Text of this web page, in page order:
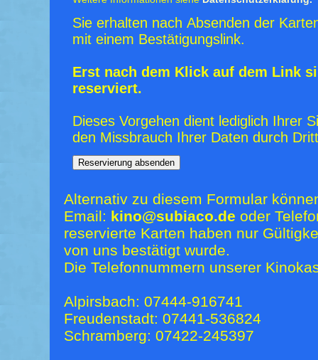
Sie erhalten nach Absenden der
mit einem Bestätigungslink.
Erst nach dem Klick auf dem Link
reserviert.
Dieses Vorgehen dient lediglich Ihrer
den Missbrauch Ihrer Daten durch
Alternativ zu diesem Formular
Email: kino@subiaco.de oder
reservierte Karten haben nur
von uns bestätigt wurde.
Die Telefonnummern unserer
Alpirsbach: 07444-916741
Freudenstadt: 07441-536824
Schramberg: 07422-245397